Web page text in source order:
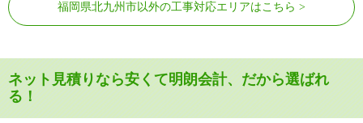
砂津、船頭町、船場町
ナ行 中井、中井口、中井浜、中島、中津口、長浜町、西港町
平松町、古船場町、弁天町
北九州モノレール
萩野駅、片野駅
JR日豊本線
福岡県北九州市以外の工事対応エリアはこちら
ネット見積りなら安くて明朗会計、だから選ばれ
る！